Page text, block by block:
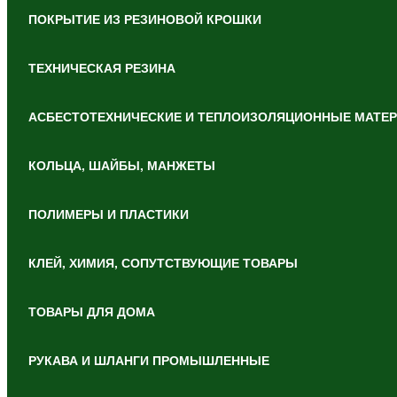
ПОКРЫТИЕ ИЗ РЕЗИНОВОЙ КРОШКИ
ТЕХНИЧЕСКАЯ РЕЗИНА
АСБЕСТОТЕХНИЧЕСКИЕ И ТЕПЛОИЗОЛЯЦИОННЫЕ
КОЛЬЦА, ШАЙБЫ, МАНЖЕТЫ
ПОЛИМЕРЫ И ПЛАСТИКИ
КЛЕЙ, ХИМИЯ, СОПУТСТВУЮЩИЕ ТОВАРЫ
ТОВАРЫ ДЛЯ ДОМА
РУКАВА И ШЛАНГИ ПРОМЫШЛЕННЫЕ